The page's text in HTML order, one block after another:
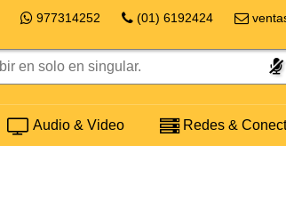
977314252 (01) 6192424
Audio & Video Redes &